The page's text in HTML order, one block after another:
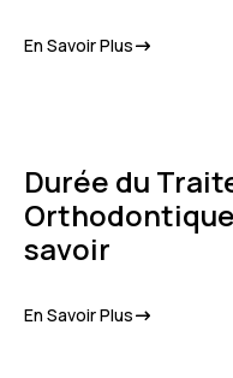
En Savoir Plus
Durée du
savoir
En Savoir Plus